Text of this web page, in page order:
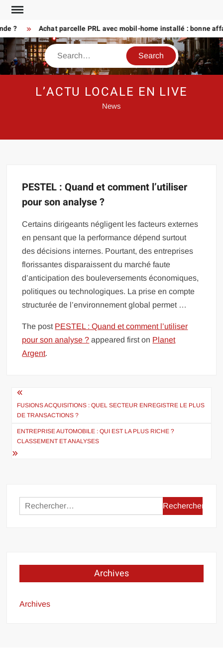
Skip
content
? Achat parcelle PRL avec mobil-home installé : bonne
Search
L’ACTU LOCALE EN LIVE
News
PESTEL : Quand et comment l’utiliser
pour son analyse ?
Certains dirigeants négligent les facteurs externes
en pensant que la performance dépend surtout
des décisions internes. Pourtant, des entreprises
florissantes disparaissent du marché faute
d’anticipation des bouleversements économiques,
politiques ou technologiques. La prise en compte
structurée de l’environnement global permet …
The post PESTEL : Quand et comment l’utiliser
pour son analyse ? appeared first on Planet
Argent.
Navigation
de
l’article
FUSIONS ACQUISITIONS : QUEL SECTEUR ENREGISTRE LE PLUS
DE TRANSACTIONS ?
ENTREPRISE AUTOMOBILE : QUI EST LA PLUS RICHE ?
CLASSEMENT ET ANALYSES
Rechercher :
Archives
Archives